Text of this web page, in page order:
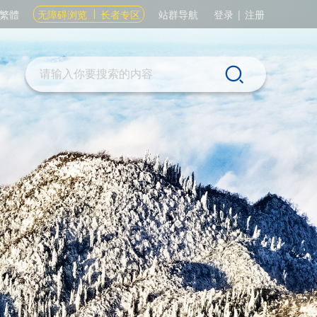
繁體 无障碍浏览 长者专区 站群导航 登录 | 注册